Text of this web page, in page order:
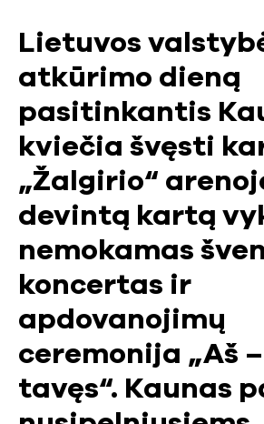
Lietuvos
atkūrimo dieną
pasitinkantis
kviečia švęsti
„Žalgirio“
devintą kartą
nemokamas
koncertas ir
apdovanojimų
ceremonija „Aš
tavęs“. Kaunas